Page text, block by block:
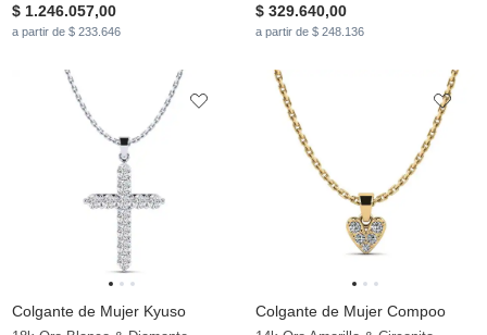
$ 1.246.057,00
a partir de $ 233.646
$ 329.640,00
a partir de $ 248.136
Colgante de Mujer Kyuso Colgante de Mujer Compoo